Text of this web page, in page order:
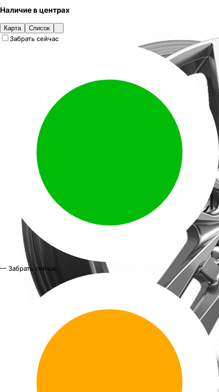
Наличиев центрах
Карта Список
Забрать сейчас
— Забрать сейчас